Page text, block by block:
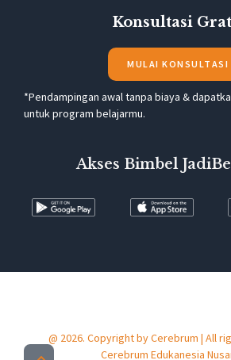
Konsultasi
MULAI KONSULTASI
*Pendampingan awal tanpa biaya &
untuk program belajarmu.
Akses Bimbel
@ 2026. Copyright by Cerebrum | All
Cerebrum Edukanesia